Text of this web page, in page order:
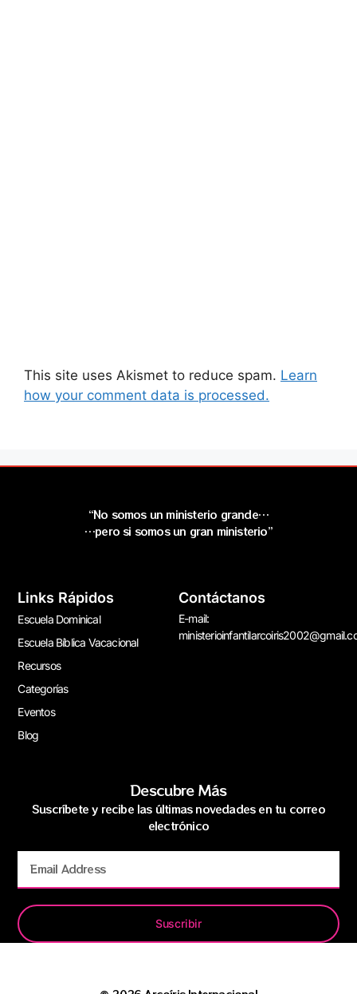
This site uses Akismet to reduce spam. Learn
how your comment data is processed.
“No somos un ministerio grande…
…pero si somos un gran ministerio”
Links Rápidos
Escuela Dominical
Escuela Bíblica Vacacional
Recursos
Categorías
Eventos
Blog
Contáctanos
E-mail:
Descubre Más
Suscríbete y recibe las últimas novedades en tu correo
electrónico
Suscribir